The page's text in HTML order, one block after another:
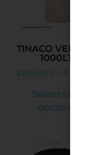
TINACO
1000LTS
$3,958.80 – $
Seleccionar
opciones